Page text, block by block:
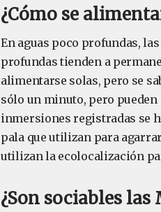
¿Cómo se
En aguas poco profundas,
profundas tienden a
alimentarse solas, pero se
sólo un minuto, pero
inmersiones registradas se
pala que utilizan para
utilizan la ecolocalización
¿Son sociables las